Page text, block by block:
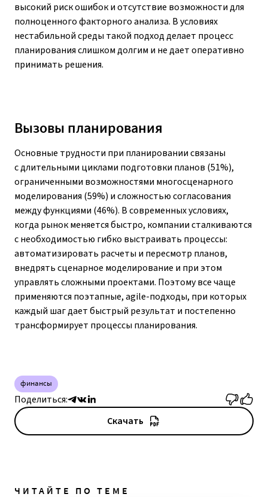
высокий риск ошибок и отсутствие возможности для
полноценного факторного анализа. В условиях
нестабильной среды такой подход делает процесс
планирования слишком долгим и не дает оперативно
принимать решения.
Вызовы планирования
Основные трудности при планировании связаны
с длительными циклами подготовки планов (51%),
ограниченными возможностями многосценарного
моделирования (59%) и сложностью согласования
между функциями (46%). В современных условиях,
когда рынок меняется быстро, компании сталкиваются
с необходимостью гибко выстраивать процессы:
автоматизировать расчеты и пересмотр планов,
внедрять сценарное моделирование и при этом
управлять сложными проектами. Поэтому все чаще
применяются поэтапные, agile-подходы, при которых
каждый шаг дает быстрый результат и постепенно
трансформирует процессы планирования.
финансы
Поделиться:
Скачать
ЧИТАЙТЕ ПО ТЕМЕ